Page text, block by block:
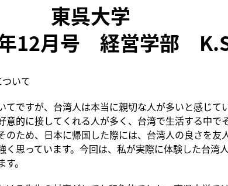
東呉大学
12月号 経営学部
いて
てですが、台湾人は本当に親切な人が多いと感じて
意的に接してくれる人が多く、台湾で生活する中で
のため、日本に帰国した際には、台湾人の良さを友
く思っています。今回は、私が実際に体験した台湾
。